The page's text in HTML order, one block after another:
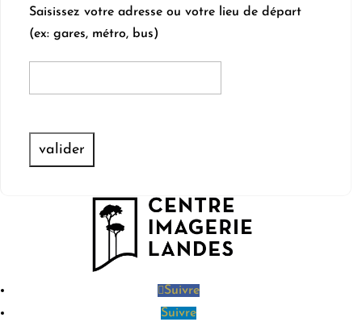
Saisissez votre adresse ou votre lieu de départ
(ex: gares, métro, bus)
Suivre
Suivre